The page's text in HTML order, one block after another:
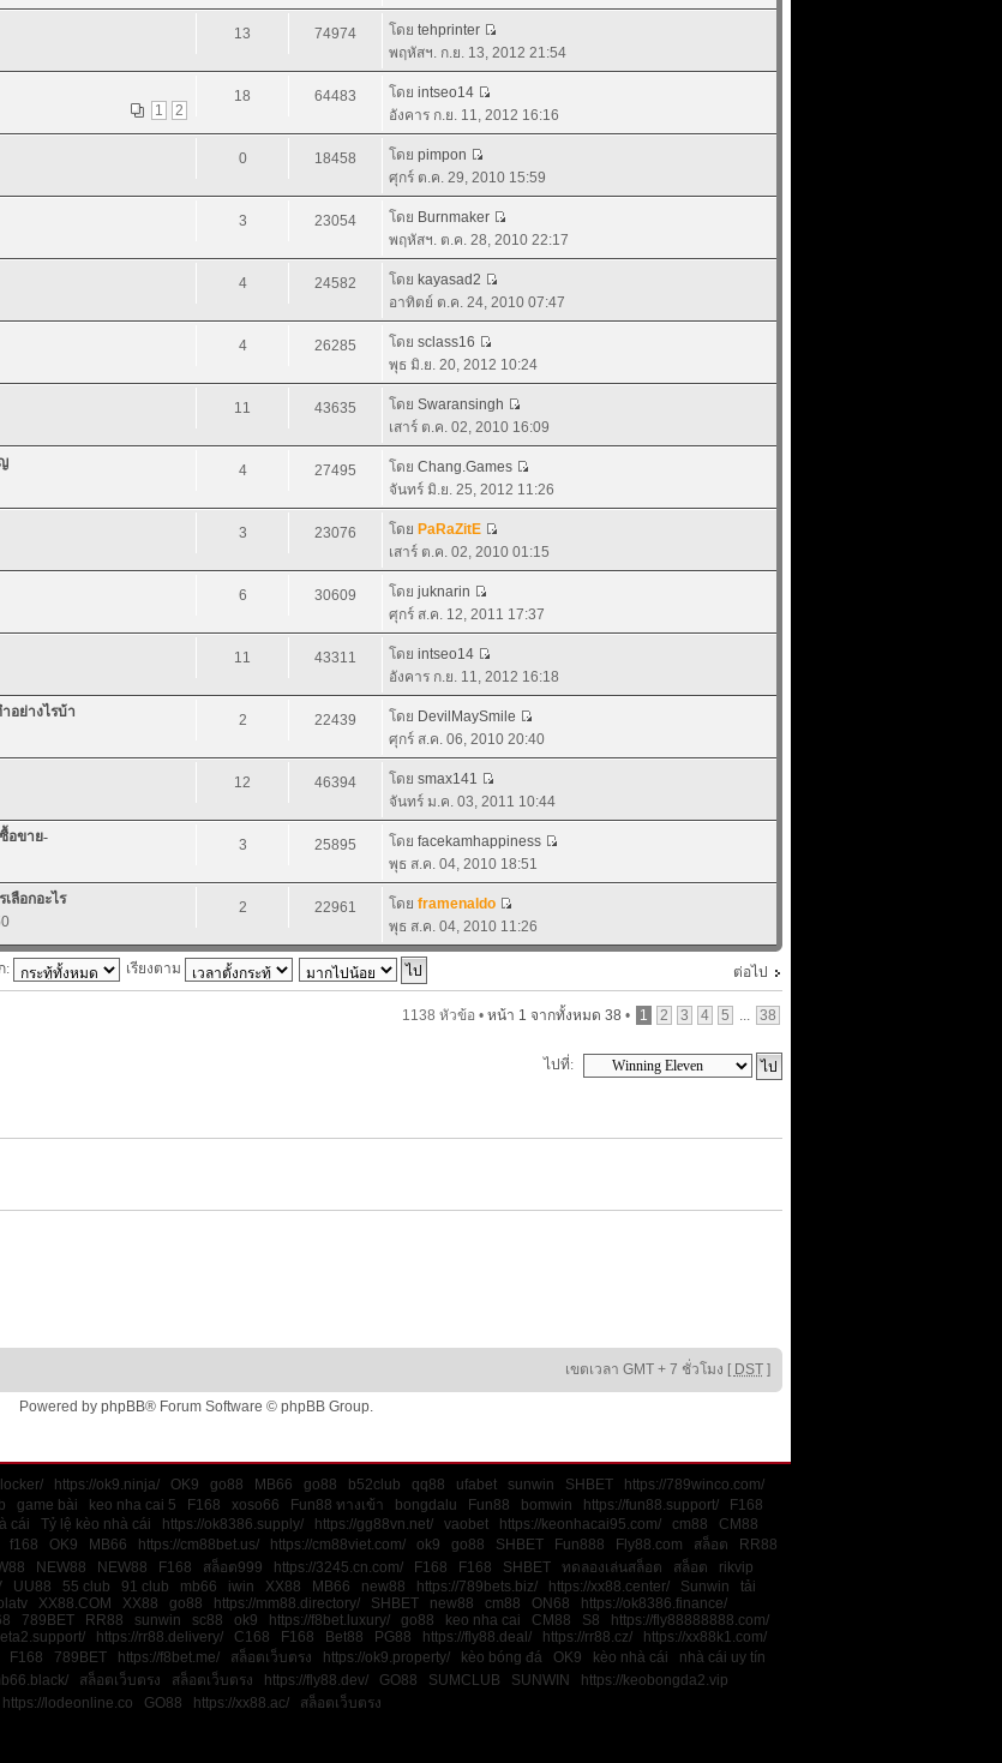
13 74974 โดย tehprinter
พฤหัสฯ. ก.ย. 13, 2012 21:54
1
2
18 64483 โดย intseo14
อังคาร ก.ย. 11, 2012 16:16
0 18458 โดย pimpon
ศุกร์ ต.ค. 29, 2010 15:59
3 23054 โดย Burnmaker
พฤหัสฯ. ต.ค. 28, 2010 22:17
4 24582 โดย kayasad2
อาทิตย์ ต.ค. 24, 2010 07:47
4 26285 โดย sclass16
พุธ มิ.ย. 20, 2012 10:24
11 43635 โดย Swaransingh
เสาร์ ต.ค. 02, 2010 16:09
4 27495 โดย Chang.Games
จันทร์ มิ.ย. 25, 2012 11:26
3 23076 โดย PaRaZitE
เสาร์ ต.ค. 02, 2010 01:15
6 30609 โดย juknarin
ศุกร์ ส.ค. 12, 2011 17:37
11 43311 โดย intseo14
อังคาร ก.ย. 11, 2012 16:18
อย่างไรบ้า
2 22439 โดย DevilMaySmile
ศุกร์ ส.ค. 06, 2010 20:40
12 46394 โดย smax141
จันทร์ ม.ค. 03, 2011 10:44
อขาย-
3 25895 โดย facekamhappiness
พุธ ส.ค. 04, 2010 18:51
ลือกอะไร
2 22961 โดย framenaldo
พุธ ส.ค. 04, 2010 11:26
ต่อไป
: เรียงตาม
1138 หัวข้อ • หน้า 1 จากทั้งหมด 38 • 1 2 3 4 5 ... 38
ไปที่:
เขตเวลา GMT + 7 ชั่วโมง [ DST]
Powered by phpBB® Forum Software © phpBB Group.
https://ok9.ninja/ OK9 go88 MB66 go88 b52club qq88 ufabet sunwin SHBET
https://789winco.com/
game bài keo nha cai 5 F168 xoso66 Fun88 ทางเข้า bongdalu Fun88 bomwin https://fun88.support/
F168
cái Tỷ lệ kèo nhà cái https://ok8386.supply/ https://gg88vn.net/ vaobet https://keonhacai95.com/ cm88
CM88
f168 OK9 MB66 https://cm88bet.us/ https://cm88viet.com/ ok9 go88 SHBET Fun888 Fly88.com สล็อต
RR88
NEW88 NEW88 F168 สล็อต999 https://3245.cn.com/ F168 F168 SHBET ทดลองเล่นสล็อต สล็อต
rikvip
UU88 55 club 91 club mb66 iwin XX88 MB66 new88 https://789bets.biz/ https://xx88.center/ Sunwin
tải
XX88.COM XX88 go88 https://mm88.directory/ SHBET new88 cm88 ON68
https://ok8386.finance/
789BET RR88 sunwin sc88 ok9 https://f8bet.luxury/ go88 keo nha cai CM88 S8
https://fly88888888.com/
https://rr88.delivery/ C168 F168 Bet88 PG88 https://fly88.deal/ https://rr88.cz/
https://xx88k1.com/
F168 789BET https://f8bet.me/ สล็อตเว็บตรง https://ok9.property/ kèo bóng đá OK9 kèo nhà cái
nhà cái uy tín
สล็อตเว็บตรง สล็อตเว็บตรง https://fly88.dev/ GO88 SUMCLUB SUNWIN
https://keobongda2.vip
https://lodeonline.co
GO88 https://xx88.ac/ สล็อตเว็บตรง